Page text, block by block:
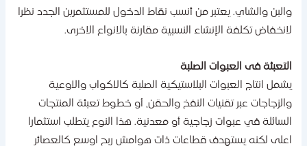
والشاي. يعتبر من أنسب نقاط الدخول للمستثمرين الجدد نظرا
تكلفة الإنشاء النسبية مقارنة بالانواع الاخرى.
فى العبوات الصلبة
انتاج العبوات البلاستيكية الصلبة كالاكواب والاوعية
عبر تقنيات النفخ والحقن، أو خطوط تعبئة المنتجات
في عبوات زجاجية أو معدنية. هذا النوع يتطلب استثمارا
لكنه يستهدف قطاعات ذات هوامش ربح اوسع كالعصائر